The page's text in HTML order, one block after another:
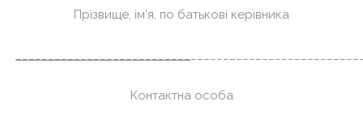
Прізвище, ім’я, по батькові керівника
Контактна особа